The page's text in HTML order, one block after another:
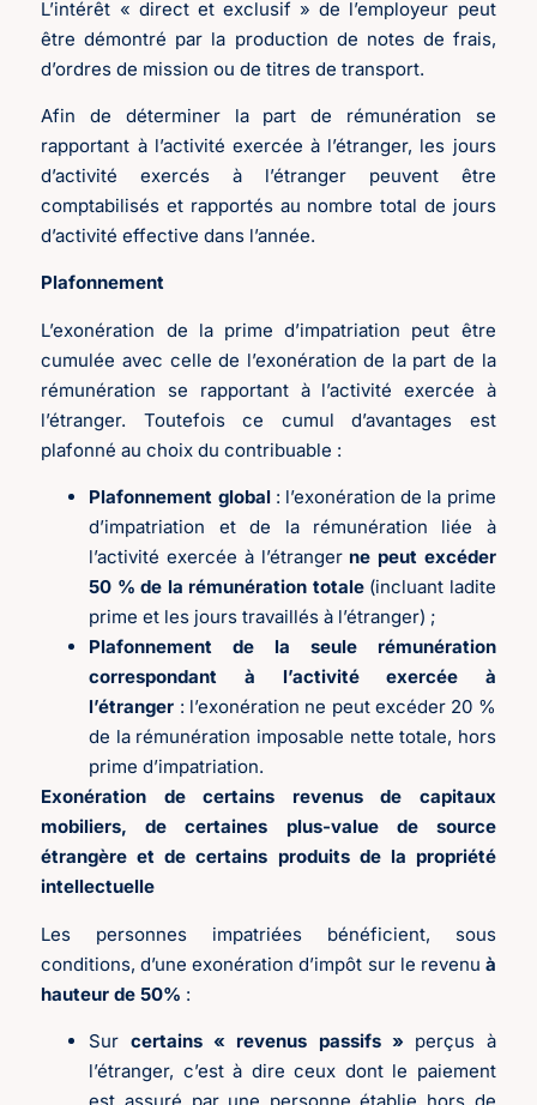
L’intérêt « direct et exclusif » de l’employeur peut
être démontré par la production de notes de frais,
d’ordres de mission ou de titres de transport.
Afin de déterminer la part de rémunération se
rapportant à l’activité exercée à l’étranger, les jours
d’activité exercés à l’étranger peuvent être
comptabilisés et rapportés au nombre total de jours
d’activité effective dans l’année.
Plafonnement
L’exonération de la prime d’impatriation peut être
cumulée avec celle de l’exonération de la part de la
rémunération se rapportant à l’activité exercée à
l’étranger. Toutefois ce cumul d’avantages est
plafonné au choix du contribuable :
Plafonnement global: l’exonération de la prime
d’impatriation et de la rémunération liée à
l’activité exercée à l’étranger ne peut excéder
50 % de la rémunération totale(incluant ladite
prime et les jours travaillés à l’étranger) ;
Plafonnement de la seule rémunération
correspondant à l’activité exercée à
l’étranger : l’exonération ne peut excéder 20 %
de la rémunération imposable nette totale, hors
prime d’impatriation.
Exonération de certains revenus de capitaux
mobiliers, de certaines plus-value de source
étrangère et de certains produits de la propriété
intellectuelle
Les personnes impatriées bénéficient, sous
conditions, d’une exonération d’impôt sur le revenu à
hauteur de 50% :
Sur certains « revenus passifs » perçus à
l’étranger, c’est à dire ceux dont le paiement